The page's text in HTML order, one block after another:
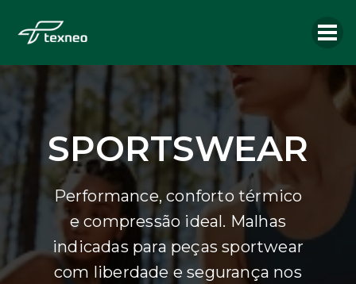
SPORTSWEAR
Performance, conforto térmico
e compressão ideal. Malhas
indicadas para peças sportwear
com liberdade e segurança nos